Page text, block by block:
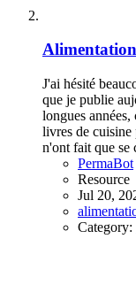
Alimentation
J'ai hésité
que je publie
longues
livres de cuisine
n'ont fait que se
PermaBot
Resource
Jul 20,
Category: